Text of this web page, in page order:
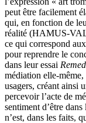
peut être facilement
qui, en fonction de
réalité (HAMUS-
ce qui correspond
pour reprendre le
dans leur essai
médiation elle-
usagers, créant ainsi
percevoir l’acte de
sentiment d’être
n’est, dans les faits,